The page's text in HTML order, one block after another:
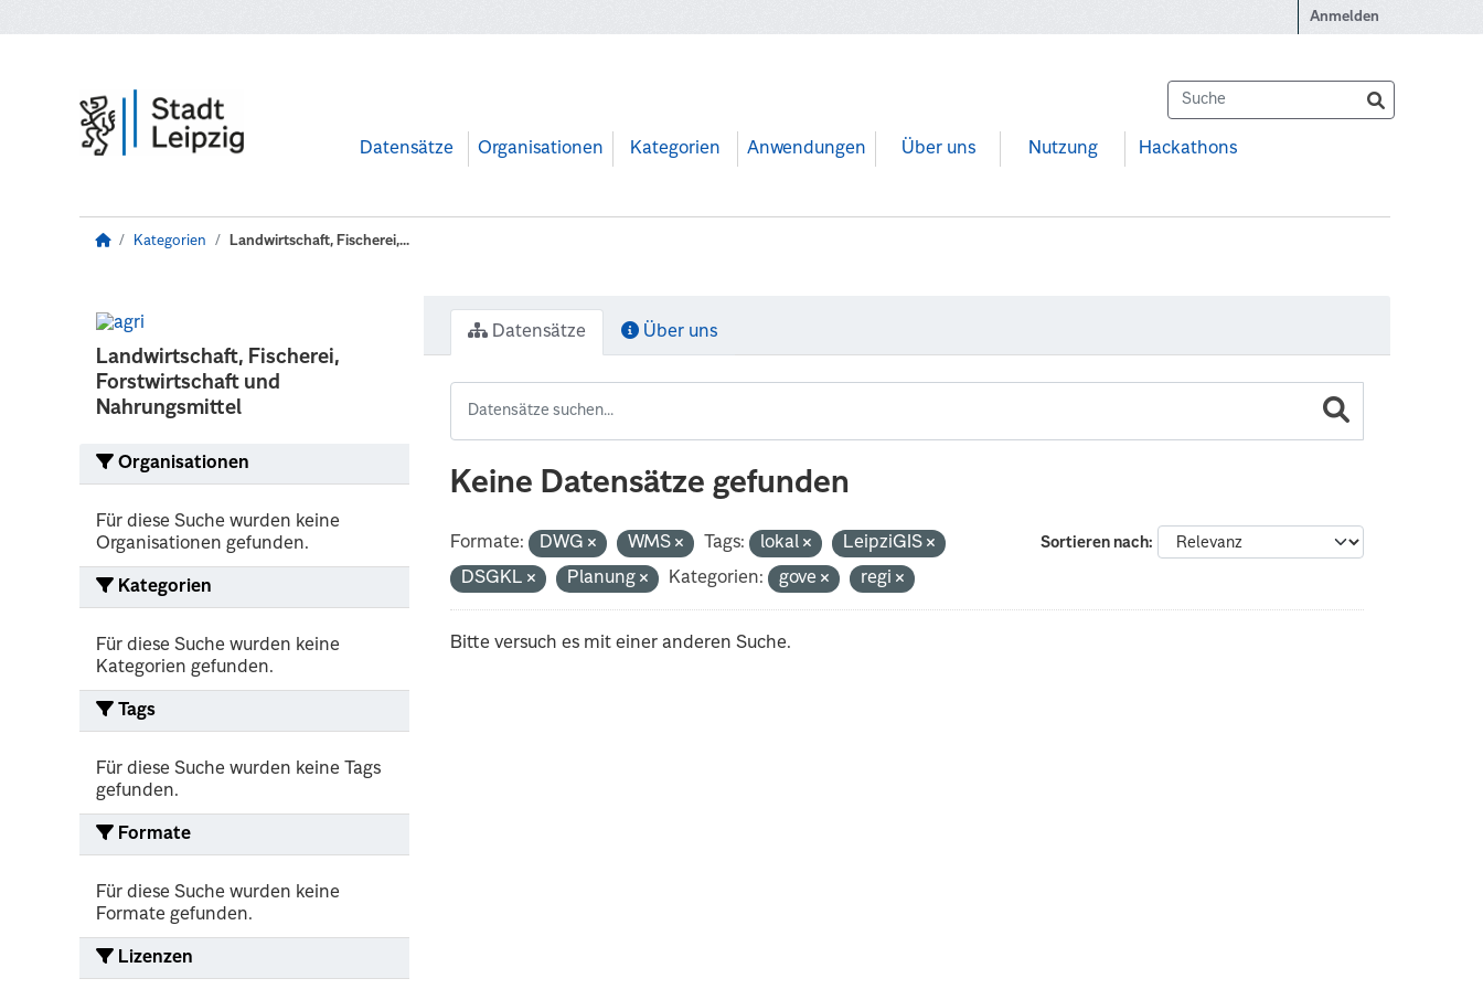
Anmelden
Datensätze Organisationen Kategorien Anwendungen Über uns Nutzung Hackathons
Kategorien Landwirtschaft, Fischerei,...
Landwirtschaft, Fischerei,
Forstwirtschaft und
Nahrungsmittel
Organisationen
Für diese Suche wurden keine
Organisationen gefunden.
Kategorien
Für diese Suche wurden keine
Kategorien gefunden.
Tags
Für diese Suche wurden keine Tags
gefunden.
Formate
Für diese Suche wurden keine
Formate gefunden.
Lizenzen
Datensätze Über uns
Keine Datensätze gefunden
Sortieren nach
Formate: DWG WMS Tags: lokal
LeipziGIS
DSGKL
Planung Kategorien: gove regi
Bitte versuch es mit einer anderen Suche.